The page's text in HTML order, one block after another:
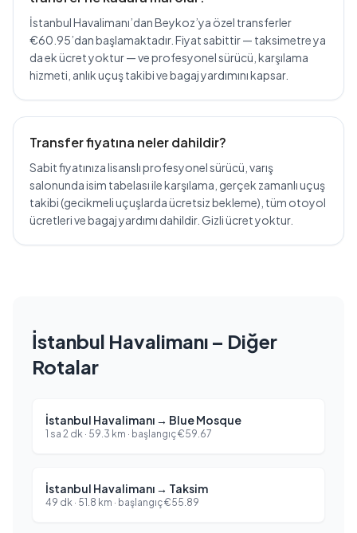
İstanbul Havalimanı’dan Beykoz’ya özel transferler
€60.95’dan başlamaktadır. Fiyat sabittir — taksimetre ya
da ek ücret yoktur — ve profesyonel sürücü, karşılama
hizmeti, anlık uçuş takibi ve bagaj yardımını kapsar.
Transfer fiyatına neler dahildir?
Sabit fiyatınıza lisanslı profesyonel sürücü, varış
salonunda isim tabelası ile karşılama, gerçek zamanlı uçuş
takibi (gecikmeli uçuşlarda ücretsiz bekleme), tüm otoyol
ücretleri ve bagaj yardımı dahildir. Gizli ücret yoktur.
İstanbul Havalimanı – Diğer
Rotalar
İstanbul Havalimanı → Blue Mosque
1 sa 2 dk · 59.3 km · başlangıç€59.67
İstanbul Havalimanı → Taksim
49 dk · 51.8 km · başlangıç€55.89